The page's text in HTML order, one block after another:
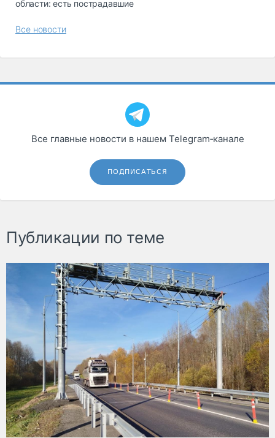
области: есть пострадавшие
Все новости
Все главные новости в нашем Telegram‑канале
ПОДПИСАТЬСЯ
Публикации по теме